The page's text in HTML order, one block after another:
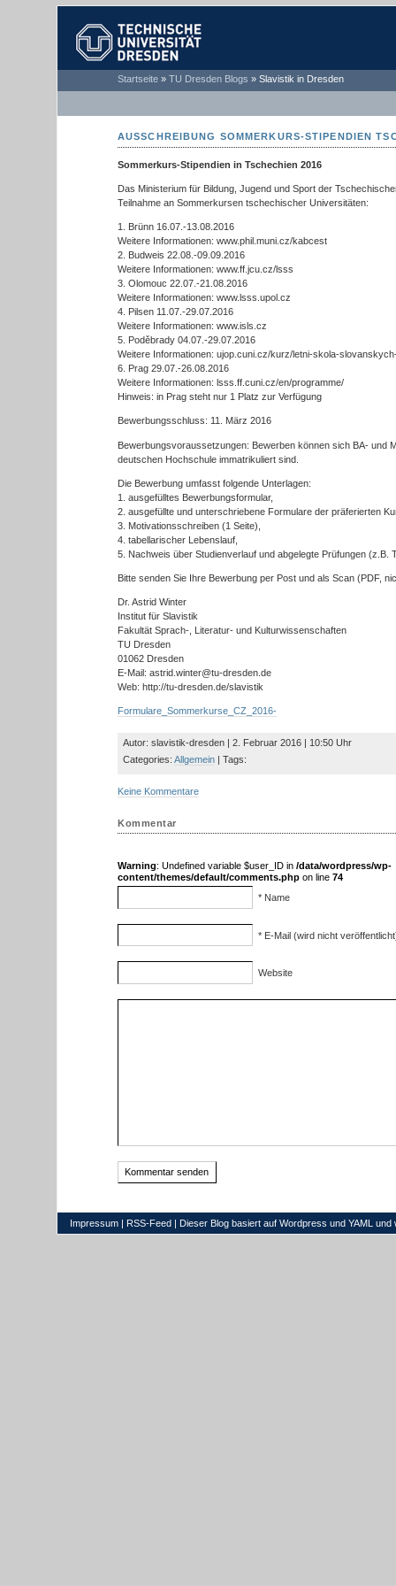
TECHNISCHE
UNIVERSITÄT
Startseite » TU Dresden Blogs » Slavistik in Dresden
AUSSCHREIBUNG SOMMERKURS-STIPENDIEN
Sommerkurs-Stipendien in Tschechien 2016
Das Ministerium für Bildung, Jugend und Sport der
Teilnahme an Sommerkursen tschechischer Universitäten:
1. Brünn 16.07.-13.08.2016
Weitere Informationen: www.phil.muni.cz/kabcest
2. Budweis 22.08.-09.09.2016
Weitere Informationen: www.ff.jcu.cz/lsss
3. Olomouc 22.07.-21.08.2016
Weitere Informationen: www.lsss.upol.cz
4. Pilsen 11.07.-29.07.2016
Weitere Informationen: www.isls.cz
5. Poděbrady 04.07.-29.07.2016
Weitere Informationen: ujop.cuni.cz/kurz/letni-skola-
6. Prag 29.07.-26.08.2016
Weitere Informationen: lsss.ff.cuni.cz/en/programme/
Hinweis: in Prag steht nur 1 Platz zur Verfügung
Bewerbungsschluss: 11. März 2016
Bewerbungsvoraussetzungen: Bewerben können sich BA- und
deutschen Hochschule immatrikuliert sind.
Die Bewerbung umfasst folgende Unterlagen:
1. ausgefülltes Bewerbungsformular,
2. ausgefüllte und unterschriebene Formulare der präferierten
3. Motivationsschreiben (1 Seite),
4. tabellarischer Lebenslauf,
5. Nachweis über Studienverlauf und abgelegte Prüfungen (z.B.
Bitte senden Sie Ihre Bewerbung per Post und als Scan (PDF,
Dr. Astrid Winter
Institut für Slavistik
Fakultät Sprach-, Literatur- und Kulturwissenschaften
TU Dresden
01062 Dresden
E-Mail: astrid.winter@tu-dresden.de
Web: http://tu-dresden.de/slavistik
Formulare_Sommerkurse_CZ_2016-
Autor: slavistik-dresden | 2. Februar 2016 | 10:50 Uhr
Categories:Allgemein | Tags:
Keine Kommentare
Kommentar
Warning: Undefined variable $user_ID in /data/wordpress/wp-
content/themes/default/comments.php on line 74
* Name
* E-Mail (wird nicht
Website
Impressum | RSS-Feed | Dieser Blog basiert auf Wordpress und YAML und